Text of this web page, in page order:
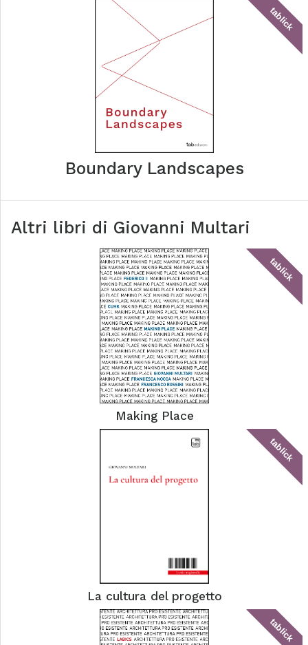
tablick
Boundary Landscapes
Altri libri di Giovanni Multari
tablick
Making Place
tablick
La cultura del progetto
tablick